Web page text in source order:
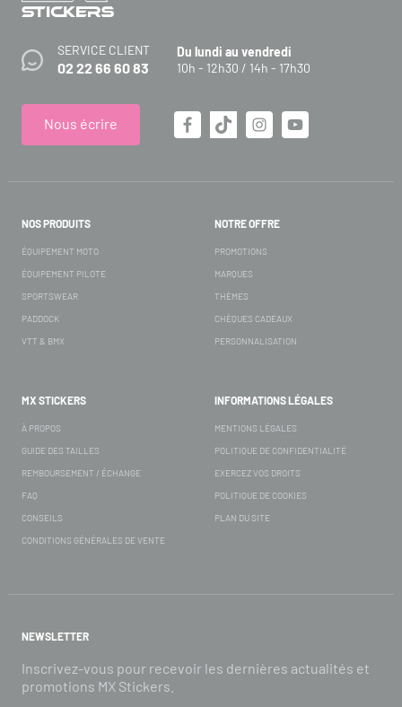
SERVICE CLIENT
02 22 66 60 83
Du lundi au vendredi
10h - 12h30 / 14h - 17h30
Nous écrire
NOS PRODUITS
ÉQUIPEMENT MOTO
ÉQUIPEMENT PILOTE
SPORTSWEAR
PADDOCK
VTT & BMX
NOTRE OFFRE
PROMOTIONS
MARQUES
THÈMES
CHÈQUES CADEAUX
PERSONNALISATION
MX STICKERS
À PROPOS
GUIDE DES TAILLES
REMBOURSEMENT / ÉCHANGE
FAQ
CONSEILS
CONDITIONS GÉNÉRALES DE VENTE
INFORMATIONS LÉGALES
MENTIONS LÉGALES
POLITIQUE DE CONFIDENTIALITÉ
EXERCEZ VOS DROITS
POLITIQUE DE COOKIES
PLAN DU SITE
NEWSLETTER
Inscrivez-vous pour recevoir les dernières actualités et
promotions MX Stickers.